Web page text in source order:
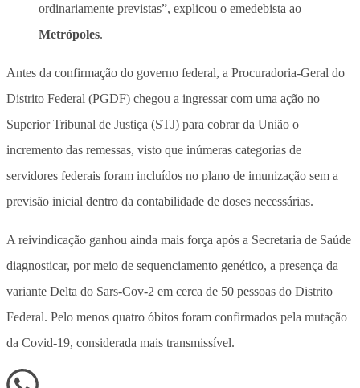
ordinariamente previstas”, explicou o emedebista ao
Metrópoles.
Antes da confirmação do governo federal, a Procuradoria-Geral do
Distrito Federal (PGDF) chegou a ingressar com uma ação no
Superior Tribunal de Justiça (STJ) para cobrar da União o
incremento das remessas, visto que inúmeras categorias de
servidores federais foram incluídos no plano de imunização sem a
previsão inicial dentro da contabilidade de doses necessárias.
A reivindicação ganhou ainda mais força após a Secretaria de Saúde
diagnosticar, por meio de sequenciamento genético, a presença da
variante Delta do Sars-Cov-2 em cerca de 50 pessoas do Distrito
Federal. Pelo menos quatro óbitos foram confirmados pela mutação
da Covid-19, considerada mais transmissível.